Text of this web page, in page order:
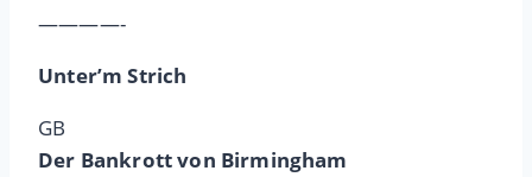
————-
Unter’m Strich
GB
Der Bankrott von Birmingham